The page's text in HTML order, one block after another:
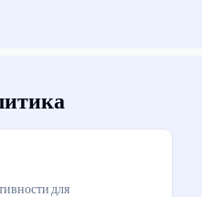
для